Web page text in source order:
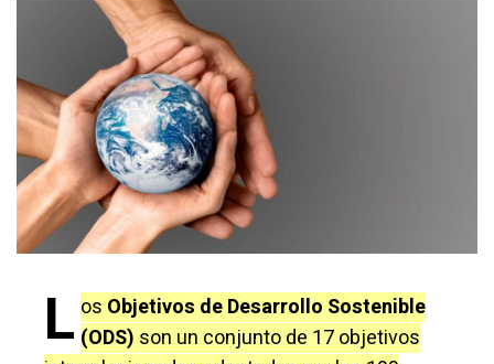
L os Objetivos de Desarrollo Sostenible
(ODS) son un conjunto de 17 objetivos